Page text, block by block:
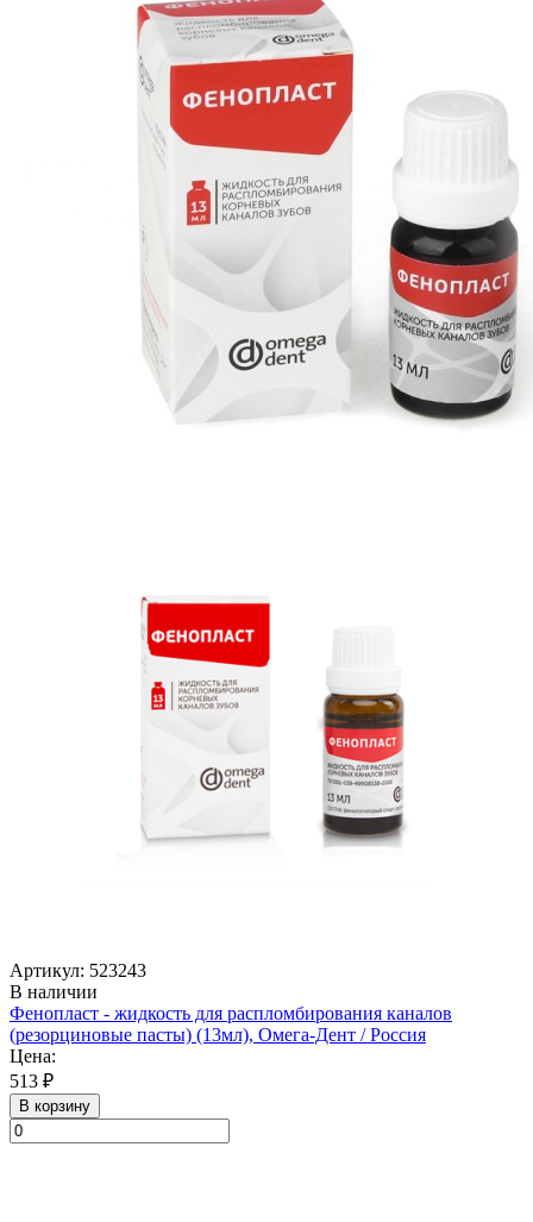
Артикул: 523243
В наличии
Фенопласт - жидкость для распломбирования каналов
(резорциновые пасты) (13мл), Омега-Дент / Россия
Цена:
513 ₽
В корзину